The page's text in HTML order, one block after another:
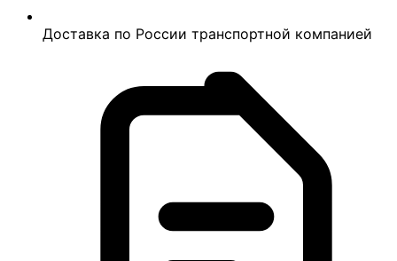
Доставка по России транспортной компанией